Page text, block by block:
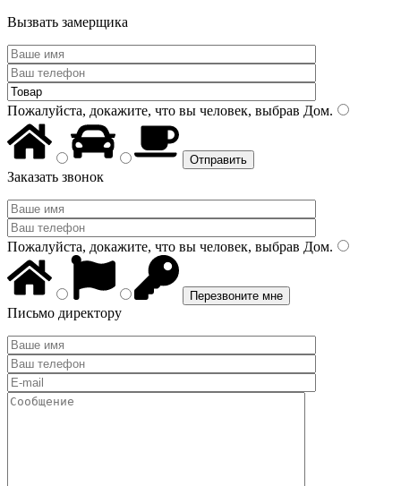
Вызвать замерщика
Пожалуйста, докажите, что вы человек, выбрав Дом.
Заказать звонок
Пожалуйста, докажите, что вы человек, выбрав Дом.
Письмо директору